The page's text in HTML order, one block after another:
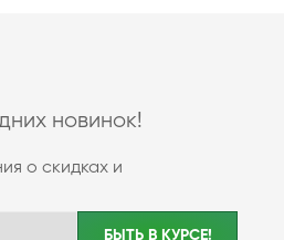
новинок!
о скидках и